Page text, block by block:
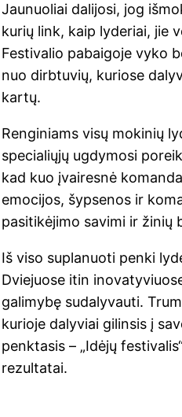
Jaunuoliai dalijosi, jog
kurių link, kaip lyderiai, jie
Festivalio pabaigoje vyko
nuo dirbtuvių, kuriose
kartų.
Renginiams visų mokinių
specialiųjų ugdymosi
kad kuo įvairesnė
emocijos, šypsenos ir
pasitikėjimo savimi ir žinių
Iš viso suplanuoti penki
Dviejuose itin
galimybę sudalyvauti.
kurioje dalyviai gilinsis į
penktasis – „Idėjų
rezultatai.